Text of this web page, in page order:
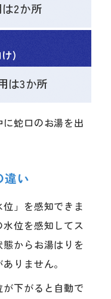
は2か所
)
は3か所
蛇口のお湯を出
違い
」を感知できま
位を感知してス
からお湯はりを
りません。
下がると自動で